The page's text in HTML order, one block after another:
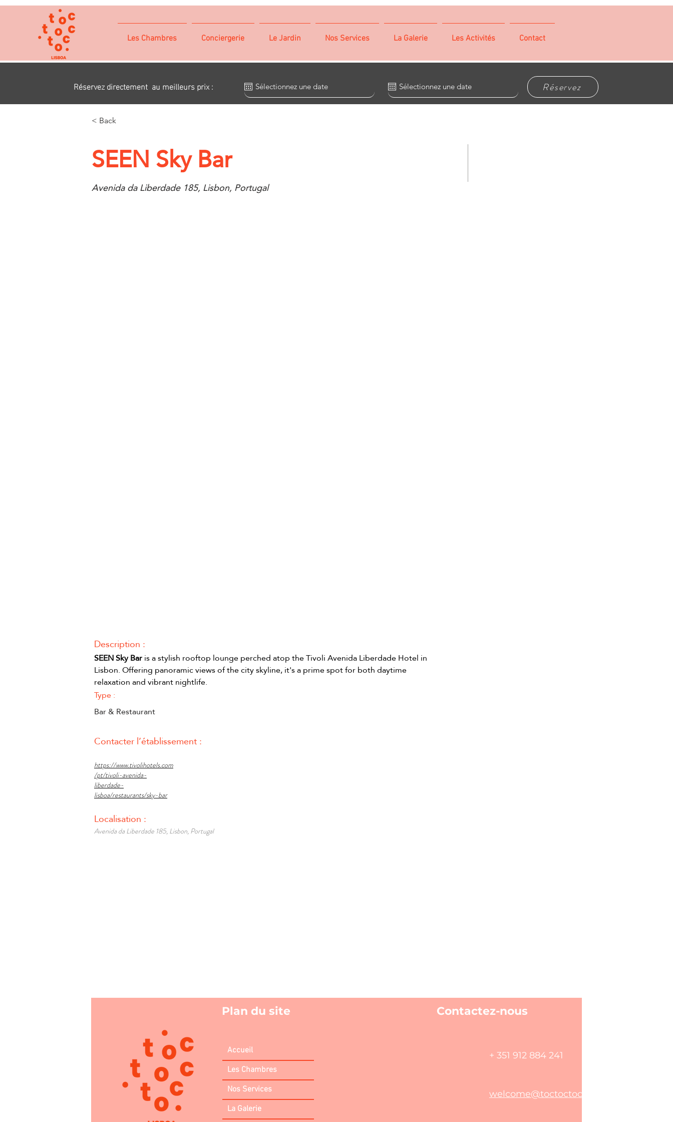
Les Chambres Conciergerie Le Jardin Nos Services La Galerie Les Activités Contact
Réservez directement au meilleurs prix : Réservez
< Back
SEEN Sky Bar
Avenida da Liberdade 185, Lisbon, Portugal
Description :
SEEN Sky Bar is a stylish rooftop lounge perched atop the Tivoli Avenida Liberdade Hotel in
Lisbon. Offering panoramic views of the city skyline, it's a prime spot for both daytime
relaxation and vibrant nightlife.
Type :
Bar & Restaurant
Contacter l’établissement :
https://www.tivolihotels.com
/pt/tivoli-avenida-
liberdade-
lisboa/restaurants/sky-bar
Localisation :
Avenida da Liberdade 185, Lisbon, Portugal
Plan du site
Accueil
Les Chambres
Nos Services
La Galerie
Contactez-nous
+ 351 912 884 241
welcome@toctoctoclisboa.com